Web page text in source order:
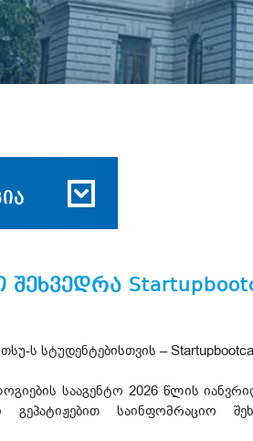
ს სტუდენტებისთვის –
სააგენტო 2026 წლის
გეპატიჟებით საინფომრაციო